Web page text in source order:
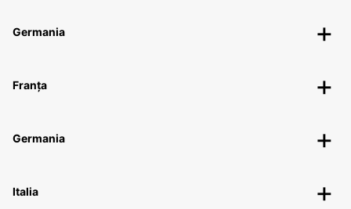
Germania
Franța
Germania
Italia